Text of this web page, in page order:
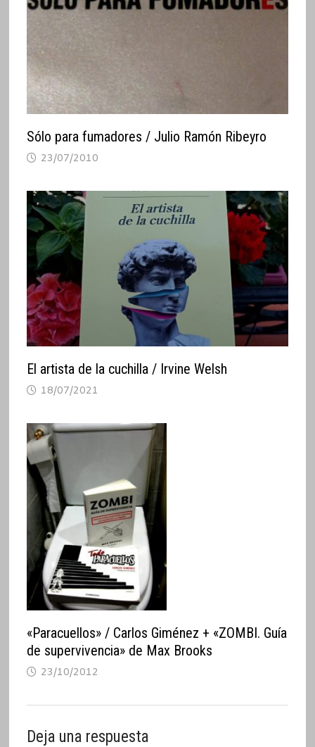
Sólo para fumadores / Julio Ramón Ribeyro
23/07/2010
El artista de la cuchilla / Irvine Welsh
18/07/2021
«Paracuellos» / Carlos Giménez + «ZOMBI. Guía
de supervivencia» de Max Brooks
23/10/2012
Deja una respuesta